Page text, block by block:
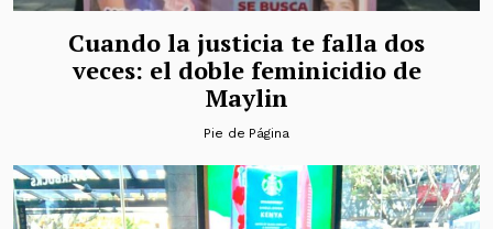
Cuando la justicia te falla dos
veces: el doble feminicidio de
Maylin
Pie de Página